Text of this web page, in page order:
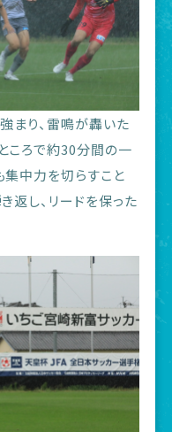
まり、雷鳴が轟いた
ころで約30分間の一
集中力を切らすこと
返し、リードを保った